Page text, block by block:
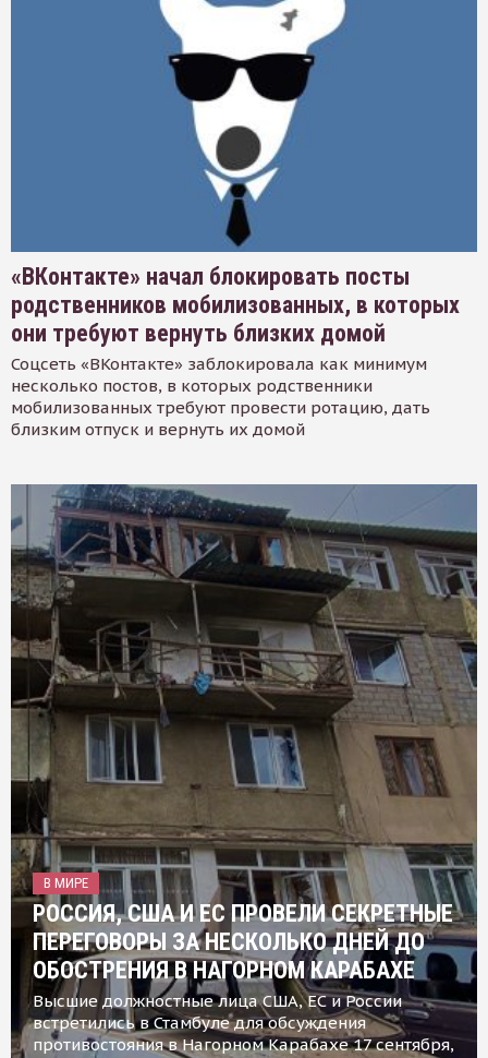
«ВКонтакте» начал блокировать посты
родственников мобилизованных, в которых
они требуют вернуть близких домой
Соцсеть «ВКонтакте» заблокировала как минимум
несколько постов, в которых родственники
мобилизованных требуют провести ротацию, дать
близким отпуск и вернуть их домой
В МИРЕ
РОССИЯ, США И ЕС ПРОВЕЛИ СЕКРЕТНЫЕ
ПЕРЕГОВОРЫ ЗА НЕСКОЛЬКО ДНЕЙ ДО
ОБОСТРЕНИЯ В НАГОРНОМ КАРАБАХЕ
Высшие должностные лица США, ЕС и России
встретились в Стамбуле для обсуждения
противостояния в Нагорном Карабахе 17 сентября,